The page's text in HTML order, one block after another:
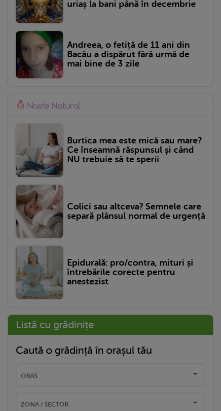
uriaș la bani până în decembrie
Andreea, o fetiță de 11 ani din
Bacău a dispărut fără urmă de
mai bine de 3 zile
Burtica mea este mică sau mare?
Ce înseamnă răspunsul și când
NU trebuie să te sperii
Colici sau altceva? Semnele care
separă plânsul normal de urgență
Epidurală: pro/contra, mituri și
întrebările corecte pentru
anestezist
Listă cu grădinițe
Caută o grădință în orașul tău